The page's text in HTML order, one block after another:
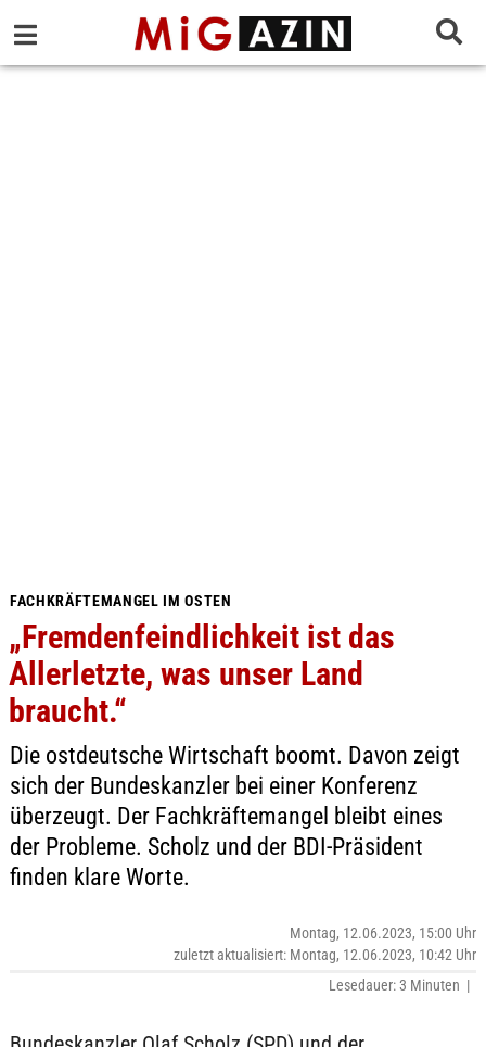
FACHKRÄFTEMANGEL IM OSTEN
„Fremdenfeindlichkeit ist das
Allerletzte, was unser Land
braucht.“
Die ostdeutsche Wirtschaft boomt. Davon zeigt
sich der Bundeskanzler bei einer Konferenz
überzeugt. Der Fachkräftemangel bleibt eines
der Probleme. Scholz und der BDI-Präsident
finden klare Worte.
Montag, 12.06.2023, 15:00 Uhr
zuletzt aktualisiert: Montag, 12.06.2023, 10:42 Uhr
Lesedauer: 3 Minuten |